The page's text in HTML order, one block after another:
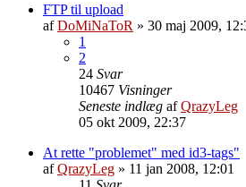
FTP til upload
afDoMiNaToR » 30 maj 2009,
1
2
24 Svar
10467 Visninger
Seneste indlæg afQrazyLeg
05 okt 2009, 22:37
At rette "problemet" med id3-tags"
afQrazyLeg » 11 jan 2008, 12:01